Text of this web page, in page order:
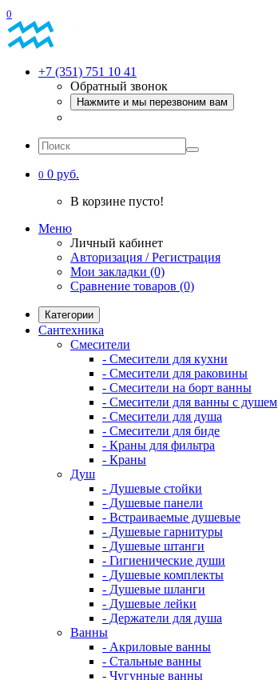
0
+7 (351) 751 10 41
Обратный звонок
Нажмите и мы перезвоним вам
0 0 руб.
В корзине пусто!
Меню
Личный кабинет
Авторизация / Регистрация
Мои закладки (0)
Сравнение товаров (0)
Категории
Сантехника
Смесители
- Смесители для кухни
- Смесители для раковины
- Смесители на борт ванны
- Смесители для ванны с душем
- Смесители для душа
- Смесители для биде
- Краны для фильтра
- Краны
Душ
- Душевые стойки
- Душевые панели
- Встраиваемые душевые
- Душевые гарнитуры
- Душевые штанги
- Гигиенические души
- Душевые комплекты
- Душевые шланги
- Душевые лейки
- Держатели для душа
Ванны
- Акриловые ванны
- Стальные ванны
- Чугунные ванны